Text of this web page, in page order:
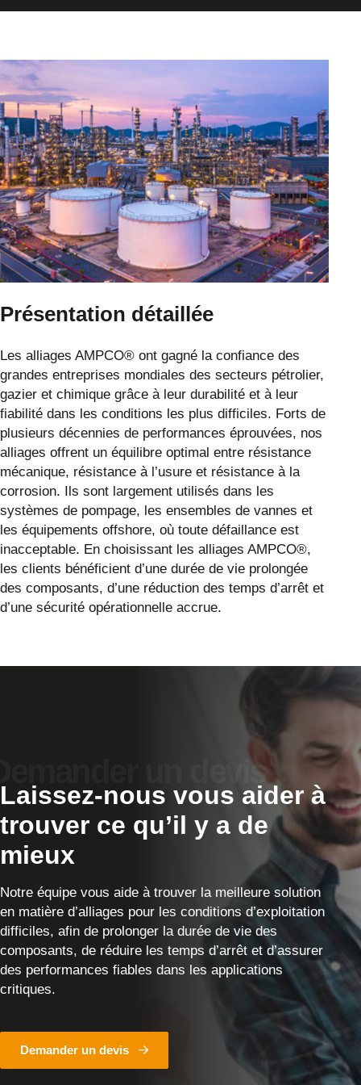
Présentation détaillée
Les alliages AMPCO® ont gagné la confiance des
grandes entreprises mondiales des secteurs pétrolier,
gazier et chimique grâce à leur durabilité et à leur
fiabilité dans les conditions les plus difficiles. Forts de
plusieurs décennies de performances éprouvées, nos
alliages offrent un équilibre optimal entre résistance
mécanique, résistance à l’usure et résistance à la
corrosion. Ils sont largement utilisés dans les
systèmes de pompage, les ensembles de vannes et
les équipements offshore, où toute défaillance est
inacceptable. En choisissant les alliages AMPCO®,
les clients bénéficient d’une durée de vie prolongée
des composants, d’une réduction des temps d’arrêt et
d’une sécurité opérationnelle accrue.
Laissez-nous vous aider à
trouver ce qu’il y a de
mieux
Notre équipe vous aide à trouver la meilleure solution
en matière d’alliages pour les conditions d’exploitation
difficiles, afin de prolonger la durée de vie des
composants, de réduire les temps d’arrêt et d’assurer
des performances fiables dans les applications
critiques.
Demander un devis